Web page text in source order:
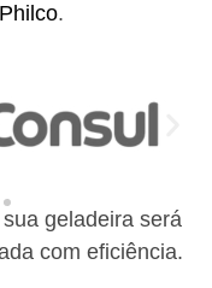
Philco.
geladeira será
com eficiência.